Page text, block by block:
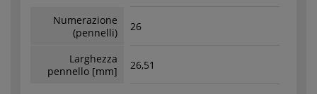
Numerazione
(pennelli)
26
Larghezza
pennello [mm]
26,51